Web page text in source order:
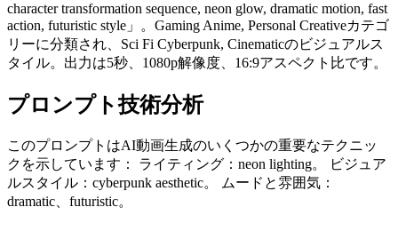
character transformation sequence, neon glow, dramatic motion, fast
action, futuristic style」。Gaming Anime, Personal Creativeカテゴ
リーに分類され、Sci Fi Cyberpunk, Cinematicのビジュアルス
タイル。出力は5秒、1080p解像度、16:9アスペクト比です。
プロンプト技術分析
このプロンプトはAI動画生成のいくつかの重要なテクニッ
クを示しています： ライティング：neon lighting。 ビジュア
ルスタイル：cyberpunk aesthetic。 ムードと雰囲気：
dramatic、futuristic。